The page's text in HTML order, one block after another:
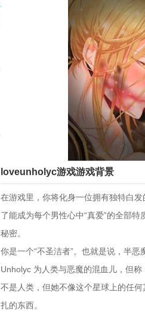
loveunholyc游戏游戏背景
在游戏里，你将化身一位拥有独特白
了能成为每个男性心中“真爱”的全部
秘密。
你是一个“不圣洁者”。也就是说，半
Unholyc 为人类与恶魔的混血儿，但
不是人类，但她不像这个星球上的任
扎的东西。